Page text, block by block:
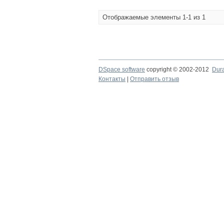
Отображаемые элементы 1-1 из 1
DSpace software copyright © 2002-2012
Контакты
Отправить отзыв